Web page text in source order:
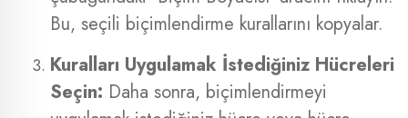
Bu, seçili biçimlendirme kurallarını kopyalar.
Kuralları Uygulamak İstediğiniz Hücreleri
Seçin: Daha sonra, biçimlendirmeyi